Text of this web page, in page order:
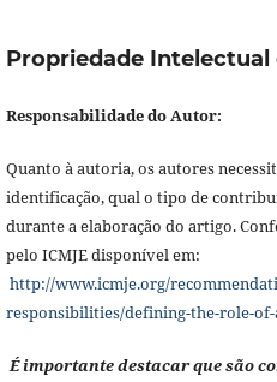
Propriedade Intelectual
Responsabilidade do Autor:
Quanto à autoria, os autores
identificação, qual o tipo de
durante a elaboração do artigo.
pelo ICMJE disponível em:
http://www.icmje.org/
responsibilities/defining-the-role-
É importante destacar que são